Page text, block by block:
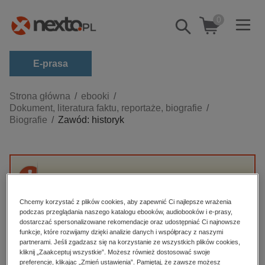
Pokaż/schowaj
wyszukiwarkę
0
E-prasa
Kategorie
Zobacz wszystkie E-prasa
biznesowe, branżowe, gospodarka
darmowe wydania
edukacja
hobby, sport, rozrywka
komputery, internet, technologie, informatyka
Strona główna
ebooki
Dokument, literatura faktu, reportaże, biografie
Biografie
Zawód: historyk
High-contrast mode
Polecane
Chcemy korzystać z plików cookies, aby zapewnić Ci najlepsze wrażenia
podczas przeglądania naszego katalogu ebooków, audiobooków i e-prasy,
dostarczać spersonalizowane rekomendacje oraz udostępniać Ci najnowsze
funkcje, które rozwijamy dzięki analizie danych i współpracy z naszymi
partnerami. Jeśli zgadzasz się na korzystanie ze wszystkich plików cookies,
kliknij „Zaakceptuj wszystkie”. Możesz również dostosować swoje
preferencje, klikając „Zmień ustawienia”. Pamiętaj, że zawsze możesz